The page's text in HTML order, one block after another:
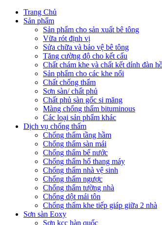
Trang Chủ
Sản phẩm
Sản phẩm cho sản xuất bê tông
Vữa rót định vị
Sửa chữa và bảo vệ bê tông
Tăng cường độ cho kết cấu
Chất chám khe và chất kết dính đàn
Sản phẩm cho các khe nối
Chất chống thấm
Sơn sàn/ chất phủ
Chất phủ sàn gốc si măng
Màng chống thấm bituminous
Các loại sản phẩm khác
Dịch vụ chống thấm
Chống thấm tầng hầm
Chống thấm sàn mái
Chống thấm bể nước
Chống thấm hố thang máy
Chống thấm nhà vệ sinh
Chống thấm ngược
Chống thấm tường nhà
Chống dột mái tôn
Chống thấm khe tiếp giáp giữa 2 nhà
Sơn sàn Eoxy
Sơn kcc hàn quốc